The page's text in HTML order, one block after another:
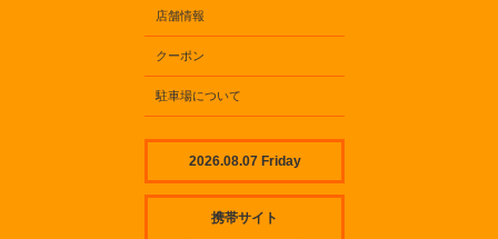
店舗情報
クーポン
駐車場について
2026.08.07 Friday
携帯サイト